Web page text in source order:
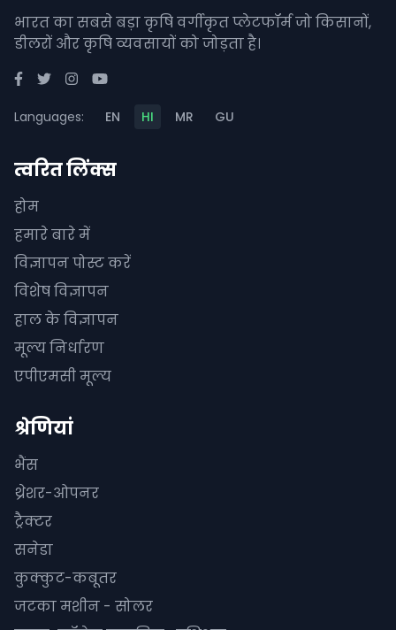
भारत का सबसे बड़ा कृषि वर्गीकृत प्लेटफॉर्म जो किसानों,
डीलरों और कृषि व्यवसायों को जोड़ता है।
Languages: EN HI MR GU
त्वरित लिंक्स
होम
हमारे बारे में
विज्ञापन पोस्ट करें
विशेष विज्ञापन
हाल के विज्ञापन
मूल्य निर्धारण
एपीएमसी मूल्य
श्रेणियां
भैंस
थ्रेशर-ओपनर
ट्रैक्टर
सनेडा
कुक्कुट-कबूतर
जटका मशीन - सोलर